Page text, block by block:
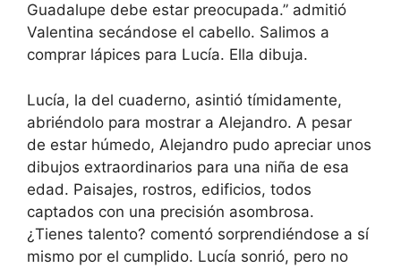
Guadalupe debe estar preocupada.” admitió
Valentina secándose el cabello. Salimos a
comprar lápices para Lucía. Ella dibuja.
Lucía, la del cuaderno, asintió tímidamente,
abriéndolo para mostrar a Alejandro. A pesar
de estar húmedo, Alejandro pudo apreciar unos
dibujos extraordinarios para una niña de esa
edad. Paisajes, rostros, edificios, todos
captados con una precisión asombrosa.
¿Tienes talento? comentó sorprendiéndose a sí
mismo por el cumplido. Lucía sonrió, pero no